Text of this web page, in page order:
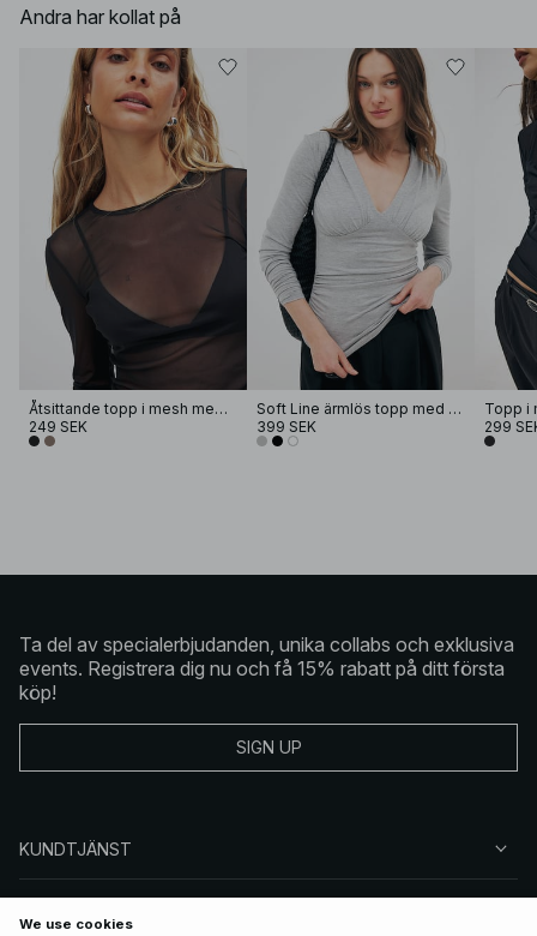
Andra har kollat på
Åtsittande topp i mesh med rund halsringning
249 SEK
Soft Line ärmlös topp med v-ringning och rynkor
399 SEK
299
Ta del av specialerbjudanden, unika collabs och exklusiva
events. Registrera dig nu och få 15% rabatt på ditt första
köp!
SIGN UP
KUNDTJÄNST